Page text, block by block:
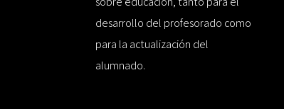
desarrollo del profesorado como
para la actualización del
alumnado.